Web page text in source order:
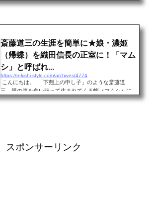
なハイカラな名前で覚えやすいですが、ガラシャはキ
世の句 細川ガラシャの「辞世の句」は、とてもよく知
られています。 「散りぬべき 時知りてこそ 世の中の
花も花なれ 人も人なれ 」 ...
斎藤道三の生涯を簡単に★娘・濃姫
（帰蝶）を織田信長の正室に！「マム
シ」と呼ばれ...
https://rekishi-style.com/archives/4774
こんにちは。 「下剋上の申し子」のような斎藤道
三。親の腹を食い破って生まれてくる蝮（マムシ）に
例えられる戦国武将です。 １４９４年生まれの１５５
た。妻が燈油問屋の娘だったのです。 当時...
スポンサーリンク